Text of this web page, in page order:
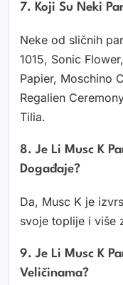
7. Koji Su Neki
Neke od sličnih
1015, Sonic
Papier, Moschino
Regalien
Tilia.
8. Je Li Musc K
Događaje?
Da, Musc K je
svoje toplije i više
9. Je Li Musc K
Veličinama?